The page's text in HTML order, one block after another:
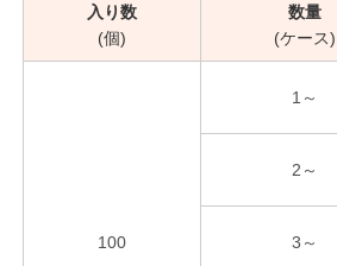
入り数
(個)
数量
(ケース)
100
1～
2～
3～